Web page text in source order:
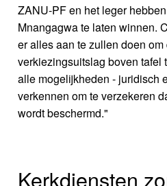
ZANU-PF en het leger
Mnangagwa te laten winnen.
er alles aan te zullen doen om
verkiezingsuitslag boven tafel
alle mogelijkheden - juridisch
verkennen om te verzekeren
wordt beschermd."
Kerkdiensten